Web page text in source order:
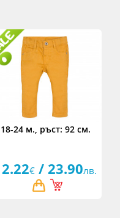
18-24 м., ръст: 92 см.
€ / 23.90лв.